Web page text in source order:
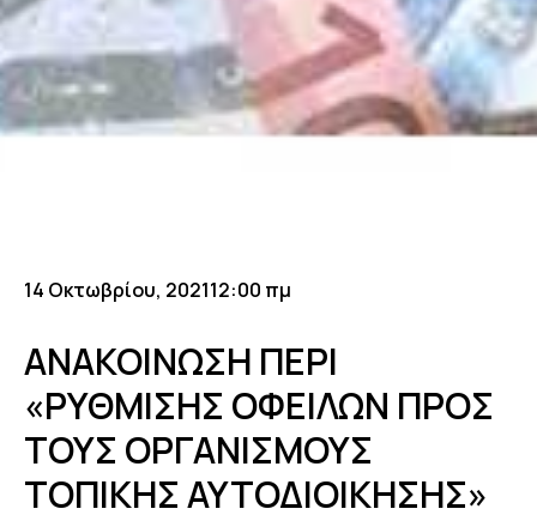
14 Οκτωβρίου, 202112:00 πμ
ΑΝΑΚΟΙΝΩΣΗ ΠΕΡΙ
«ΡΥΘΜΙΣΗΣ ΟΦΕΙΛΩΝ ΠΡΟΣ
ΤΟΥΣ ΟΡΓΑΝΙΣΜΟΥΣ
ΤΟΠΙΚΗΣ ΑΥΤΟΔΙΟΙΚΗΣΗΣ»